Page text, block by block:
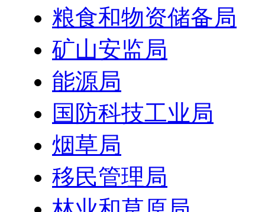
粮食和物资储备局
矿山安监局
能源局
国防科技工业局
烟草局
移民管理局